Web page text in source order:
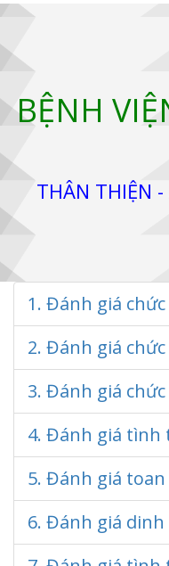
BỆNH
THÂN THIỆN
1. Đánh giá
2. Đánh giá
3. Đánh giá
4. Đánh giá
5. Đánh giá
6. Đánh giá